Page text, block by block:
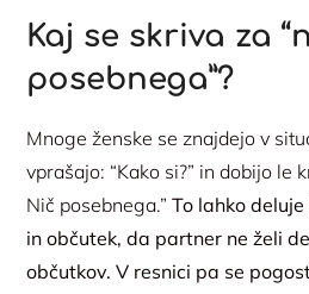
Kaj se skriva za
posebnega”?
Mnoge ženske se znajdejo v
vprašajo: “Kako si?” in dobijo le
Nič posebnega.” To lahko
in občutek, da partner ne želi
občutkov. V resnici pa se